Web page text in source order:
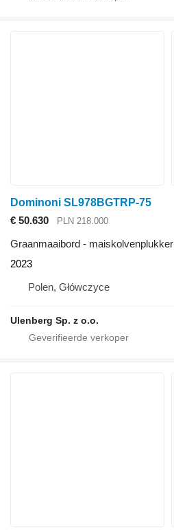
Dominoni SL978BGTRP-75
€ 50.630
PLN 218.000
Graanmaaibord - maiskolvenplukker
2023
Polen, Główczyce
Ulenberg Sp. z o.o.